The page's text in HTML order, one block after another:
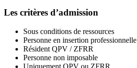
Les critères d’admission
Sous conditions de ressources
Personne en insertion professionnelle
Résident QPV / ZFRR
Personne non imposable
Uniquement QPV ou ZFRR